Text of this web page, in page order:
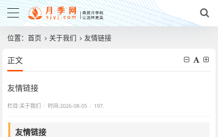
位置： 首页 关于我们 友情链接
正文
友情链接
栏目:关于我们 / 时间:2026-08-05 / 197.
友情链接